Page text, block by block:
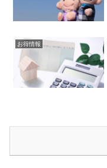
お得情報